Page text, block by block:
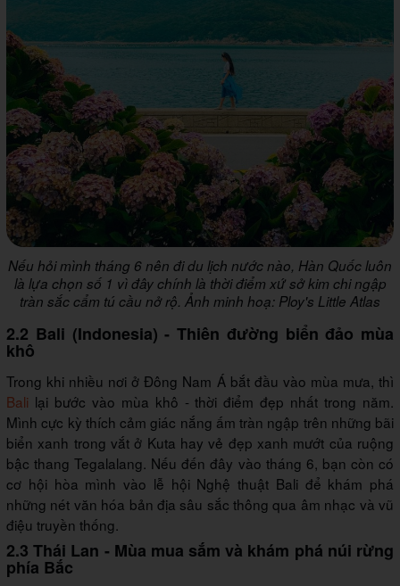
Nếu hỏi mình tháng 6 nên đi du lịch nước nào, Hàn Quốc luôn
là lựa chọn số 1 vì đây chính là thời điểm xứ sở kim chi ngập
tràn sắc cẩm tú cầu nở rộ. Ảnh minh hoạ: Ploy's Little Atlas
2.2 Bali (Indonesia) - Thiên đường biển đảo mùa
khô
Trong khi nhiều nơi ở Đông Nam Á bắt đầu vào mùa mưa, thì
Bali lại bước vào mùa khô - thời điểm đẹp nhất trong năm.
Mình cực kỳ thích cảm giác nắng ấm tràn ngập trên những bãi
biển xanh trong vắt ở Kuta hay vẻ đẹp xanh mướt của ruộng
bậc thang Tegalalang. Nếu đến đây vào tháng 6, bạn còn có
cơ hội hòa mình vào lễ hội Nghệ thuật Bali để khám phá
những nét văn hóa bản địa sâu sắc thông qua âm nhạc và vũ
điệu truyền thống.
2.3 Thái Lan - Mùa mua sắm và khám phá núi rừng
phía Bắc